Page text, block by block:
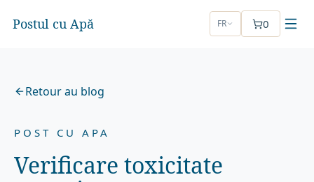
Postul cu Apă FR 0
Retour au blog
POST CU APA
Verificare toxicitate